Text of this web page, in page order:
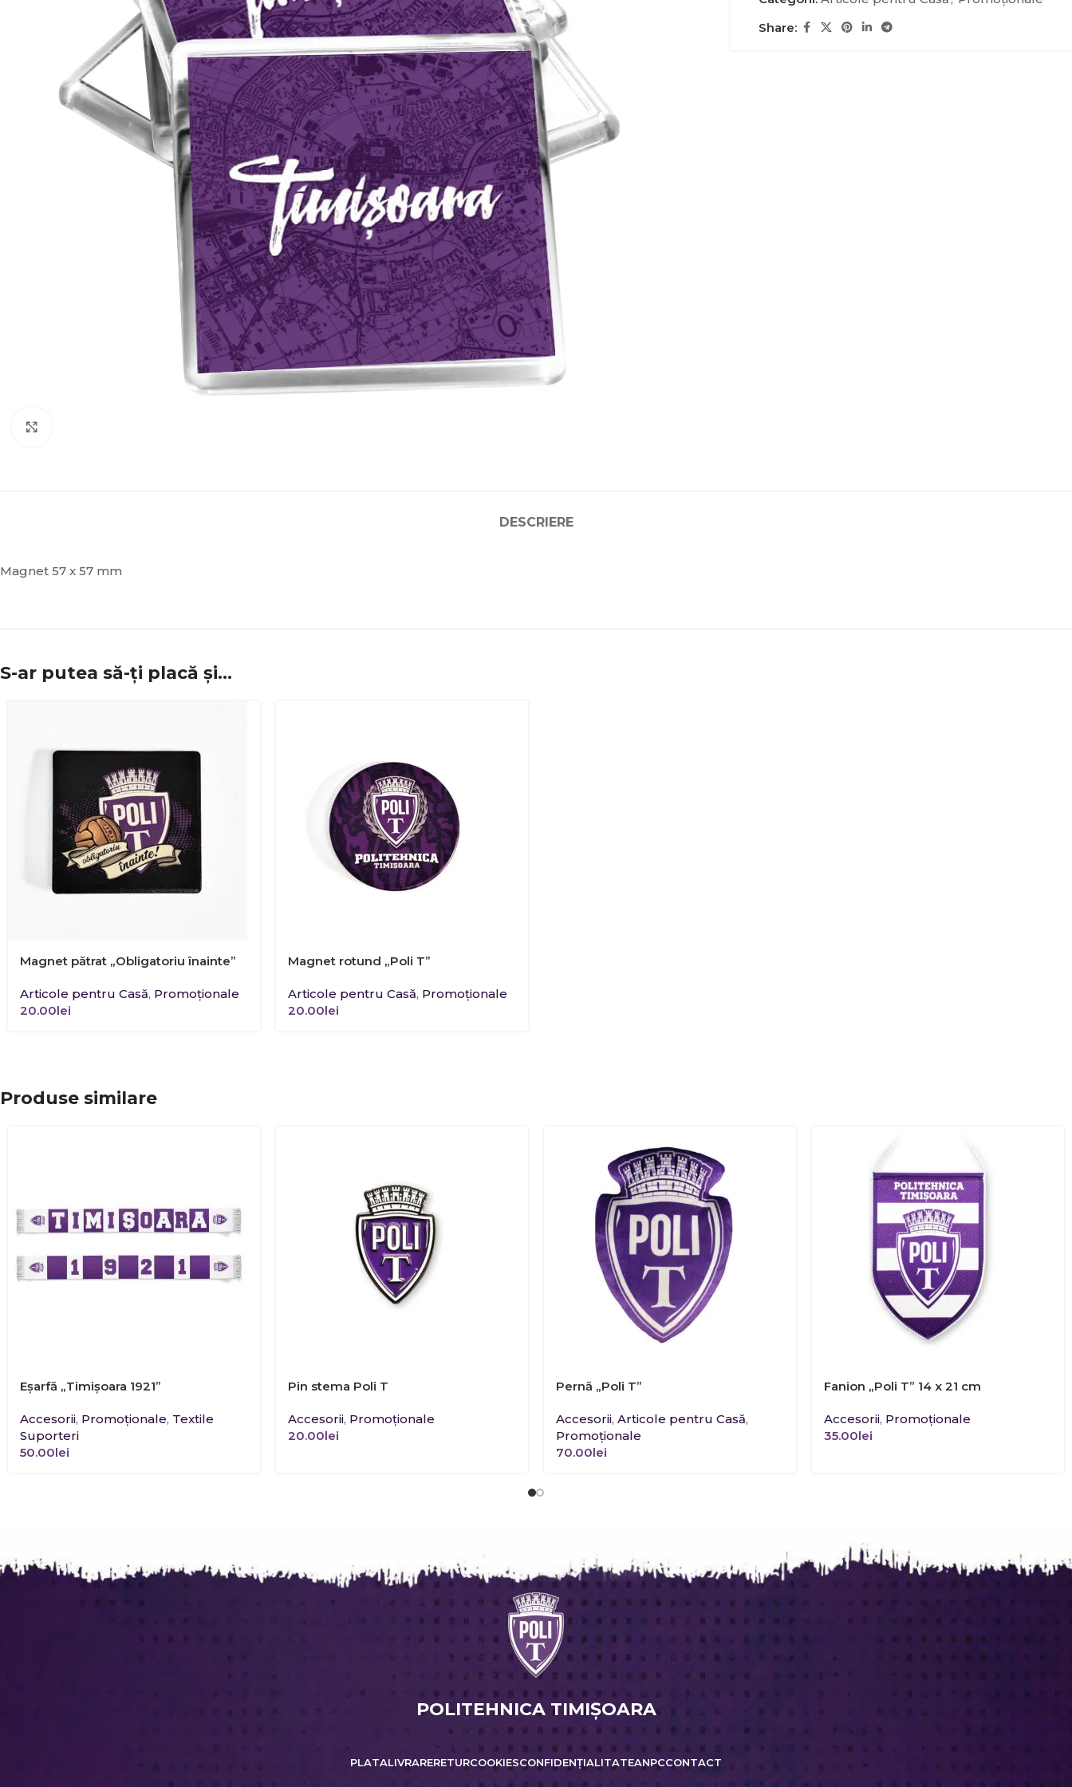
Share:
DESCRIERE
Magnet 57 x 57 mm
S-ar putea să-ți placă și…
Magnet pătrat „Obligatoriu înainte”
Articole pentru Casă, Promoţionale
20.00lei
Magnet rotund „Poli T”
Articole pentru Casă, Promoţionale
20.00lei
Produse similare
Eșarfă „Timișoara 1921”
Accesorii, Promoţionale, Textile
Suporteri
50.00lei
Pin stema Poli T
Accesorii, Promoţionale
20.00lei
Pernă „Poli T”
Accesorii, Articole pentru Casă,
Promoţionale
70.00lei
Fanion „Poli T” 14 x 21 cm
Accesorii, Promoţionale
35.00lei
POLITEHNICA TIMIŞOARA
PLATALIVRARERETURCOOKIESCONFIDENȚIALITATEANPCCONTACT